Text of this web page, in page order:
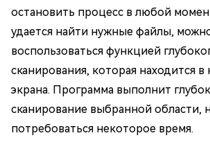
остановить процесс в любой
удается найти нужные файлы,
воспользоваться функцией
сканирования, которая находится
экрана. Программа выполнит
сканирование выбранной области,
потребоваться некоторое время.